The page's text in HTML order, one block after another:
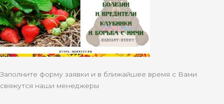
Заполните форму заявки и в ближайшее время с Вами
свяжутся наши менеджеры